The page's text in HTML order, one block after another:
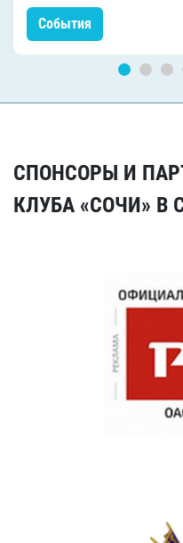
События
СПОНСОРЫ И
КЛУБА «СОЧИ» В